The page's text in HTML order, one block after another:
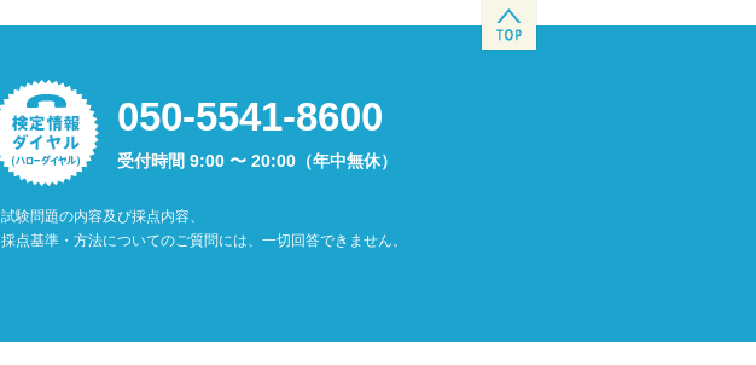
050-5541-8600
受付時間 9:00 〜 20:00（年中無休）
試験問題の内容及び採点内容、
採点基準・方法についてのご質問には、一切回答できません。